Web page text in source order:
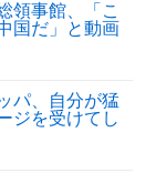
領事館、「こ
国だ」と動画
パ、自分が猛
ジを受けてし